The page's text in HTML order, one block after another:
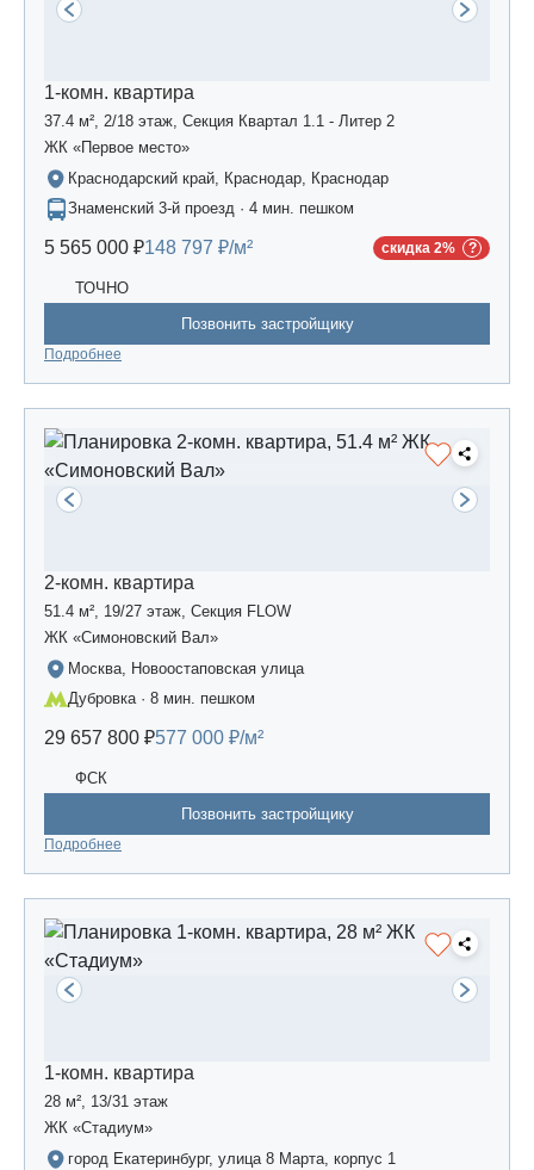
1-комн. квартира
37.4 м², 2/18 этаж, Секция Квартал 1.1 - Литер 2
ЖК «Первое место»
Краснодарский край, Краснодар, Краснодар
Знаменский 3-й проезд · 4 мин. пешком
5 565 000 ₽148 797 ₽/м² скидка 2%
ТОЧНО
Позвонить застройщику
Подробнее
2-комн. квартира
51.4 м², 19/27 этаж, Секция FLOW
ЖК «Симоновский Вал»
Москва, Новоостаповская улица
Дубровка · 8 мин. пешком
29 657 800 ₽577 000 ₽/м²
ФСК
Позвонить застройщику
Подробнее
1-комн. квартира
28 м², 13/31 этаж
ЖК «Стадиум»
город Екатеринбург, улица 8 Марта, корпус 1